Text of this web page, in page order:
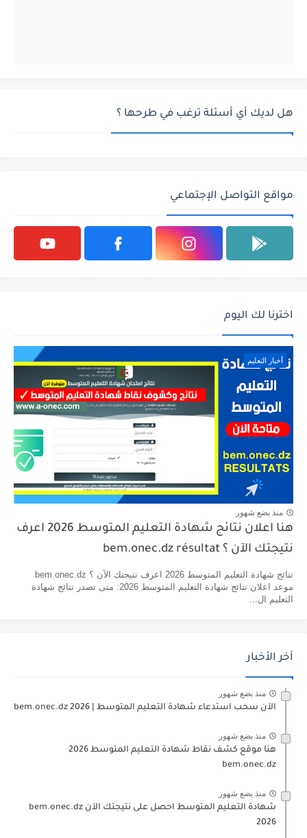
هل لديك أي أسئلة ترغب في طرحها ؟
مواقع التواصل الإجتماعي
اخترنا لك اليوم
أخبار التعليم
منذ بضع شهور
هنا اعلان نتائج شهادة التعليم المتوسط 2026 اعرف
نتيجتك الآن ؟ bem.onec.dz résultat
نتائج شهادة التعليم المتوسط 2026 اعرف نتيجتك الآن ؟ bem.onec.dz
موعد اعلان نتائج شهادة التعليم المتوسط 2026: متى تصدر نتائج شهادة
التعليم ال...
آخر الأخبار
منذ بضع شهور
الآن سحب استدعاء شهادة التعليم المتوسط | 2026 bem.onec.dz
منذ بضع شهور
هنا موقع كشف نقاط شهادة التعليم المتوسط 2026
bem.onec.dz
منذ بضع شهور
شهادة التعليم المتوسط احصل على نتيجتك الآن bem.onec.dz
2026